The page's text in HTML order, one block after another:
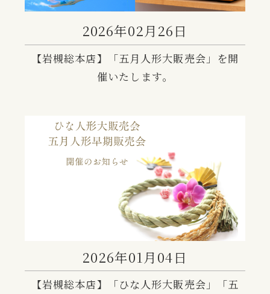
2026年02月26日
【岩槻総本店】「五月人形大販売会」を開
催いたします。
2026年01月04日
【岩槻総本店】「ひな人形大販売会」「五